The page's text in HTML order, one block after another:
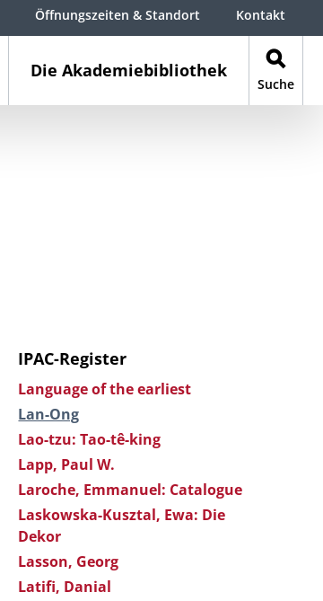
Die Akademiebibliothek
Suche
Öffnungszeiten & Standort Kontakt
IPAC-Register
Language of the earliest
Lan-Ong
Lao-tzu: Tao-tê-king
Lapp, Paul W.
Laroche, Emmanuel: Catalogue
Laskowska-Kusztal, Ewa: Die
Dekor
Lasson, Georg
Latifi, Danial